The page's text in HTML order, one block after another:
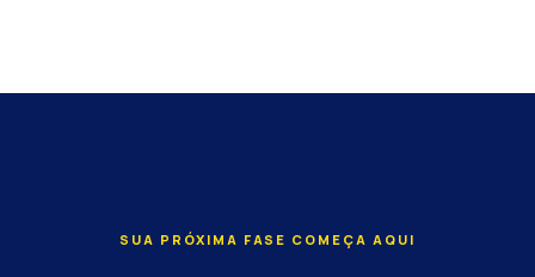
SUA PRÓXIMA FASE COMEÇA AQUI